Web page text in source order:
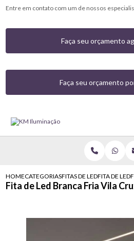
Entre em contato com um de nossos
Faça seu orçamento
Faça seu orçamento
HOMECATEGORIASFITAS DE LEDFITA DE LED
Fita de Led Branca Fria Vila